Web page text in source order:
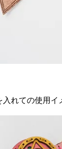
れての使用イ